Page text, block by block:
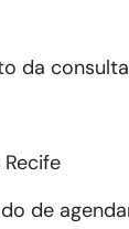
da
de